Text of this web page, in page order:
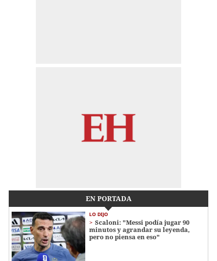
EN PORTADA
LO DIJO
Scaloni: "Messi podía jugar 90
minutos y agrandar su leyenda,
pero no piensa en eso"